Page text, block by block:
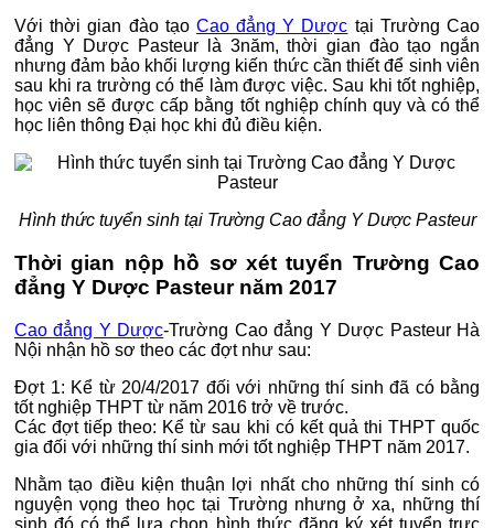
Với thời gian đào tạo Cao đẳng Y Dược tại Trường Cao
đẳng Y Dược Pasteur là 3năm, thời gian đào tạo ngắn
nhưng đảm bảo khối lượng kiến thức cần thiết để sinh viên
sau khi ra trường có thể làm được việc. Sau khi tốt nghiệp,
học viên sẽ được cấp bằng tốt nghiệp chính quy và có thể
học liên thông Đại học khi đủ điều kiện.
Hình thức tuyển sinh tại Trường Cao đẳng Y Dược Pasteur
Thời gian nộp hồ sơ xét tuyển Trường Cao
đẳng Y Dược Pasteur năm 2017
Cao đẳng Y Dược-Trường Cao đẳng Y Dược Pasteur Hà
Nội nhận hồ sơ theo các đợt như sau:
Đợt 1: Kể từ 20/4/2017 đối với những thí sinh đã có bằng
tốt nghiệp THPT từ năm 2016 trở về trước.
Các đợt tiếp theo: Kể từ sau khi có kết quả thi THPT quốc
gia đối với những thí sinh mới tốt nghiệp THPT năm 2017.
Nhằm tạo điều kiện thuận lợi nhất cho những thí sinh có
nguyện vọng theo học tại Trường nhưng ở xa, những thí
sinh đó có thể lựa chọn hình thức đăng ký xét tuyển trực